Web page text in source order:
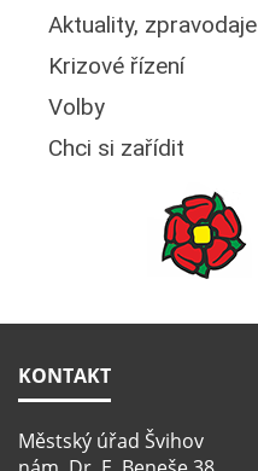
Aktuality, zpravodaje
Krizové řízení
Volby
Chci si zařídit
KONTAKT
Městský úřad Švihov